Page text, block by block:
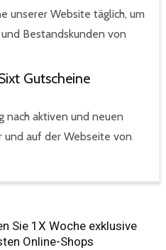
unserer Website täglich, um
Bestandskunden von
Gutscheine
nach aktiven und neuen
auf der Webseite von
Sie 1X Woche exklusive
Online-Shops​